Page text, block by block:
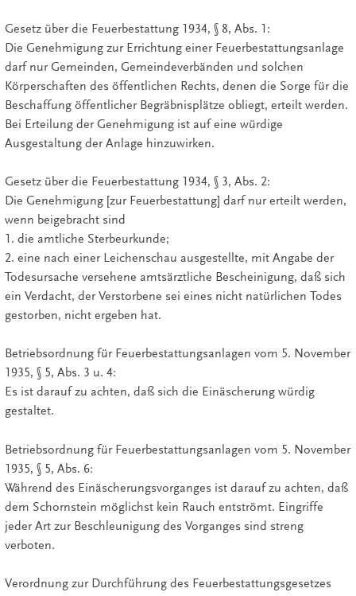
Gesetz über die Feuerbestattung 1934, § 8, Abs. 1:
Die Genehmigung zur Errichtung einer Feuerbestattungsanlage
darf nur Gemeinden, Gemeindeverbänden und solchen
Körperschaften des öffentlichen Rechts, denen die Sorge für die
Beschaffung öffentlicher Begräbnisplätze obliegt, erteilt werden.
Bei Erteilung der Genehmigung ist auf eine würdige
Ausgestaltung der Anlage hinzuwirken.
Gesetz über die Feuerbestattung 1934, § 3, Abs. 2:
Die Genehmigung [zur Feuerbestattung] darf nur erteilt werden,
wenn beigebracht sind
1. die amtliche Sterbeurkunde;
2. eine nach einer Leichenschau ausgestellte, mit Angabe der
Todesursache versehene amtsärztliche Bescheinigung, daß sich
ein Verdacht, der Verstorbene sei eines nicht natürlichen Todes
gestorben, nicht ergeben hat.
Betriebsordnung für Feuerbestattungsanlagen vom 5. November
1935, § 5, Abs. 3 u. 4:
Es ist darauf zu achten, daß sich die Einäscherung würdig
gestaltet.
Betriebsordnung für Feuerbestattungsanlagen vom 5. November
1935, § 5, Abs. 6:
Während des Einäscherungsvorganges ist darauf zu achten, daß
dem Schornstein möglichst kein Rauch entströmt. Eingriffe
jeder Art zur Beschleunigung des Vorganges sind streng
verboten.
Verordnung zur Durchführung des Feuerbestattungsgesetzes